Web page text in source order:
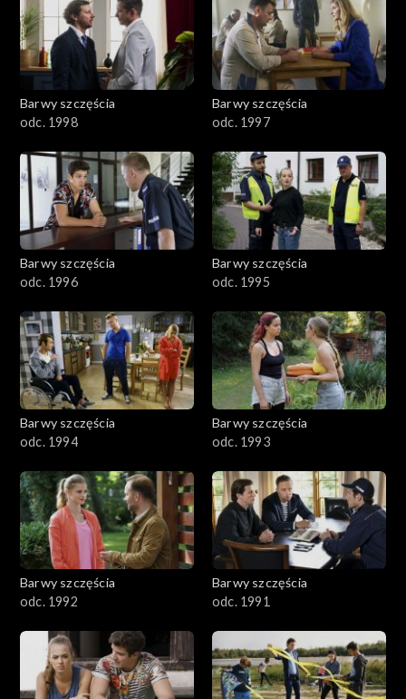
2801–2900
2701–2800
2501–2600
2401–2500
2301–2400
2201–2300
2101–2200
2001–2100
1801–1900
1701–1800
1601–1700
1501–1600
1401–1500
Barwy szczęścia
odc. 1998
Barwy szczęścia
odc. 1997
Barwy szczęścia
odc. 1996
Barwy szczęścia
odc. 1995
Barwy szczęścia
odc. 1994
Barwy szczęścia
odc. 1993
Barwy szczęścia
odc. 1992
Barwy szczęścia
odc. 1991